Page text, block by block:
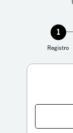
1
Registro